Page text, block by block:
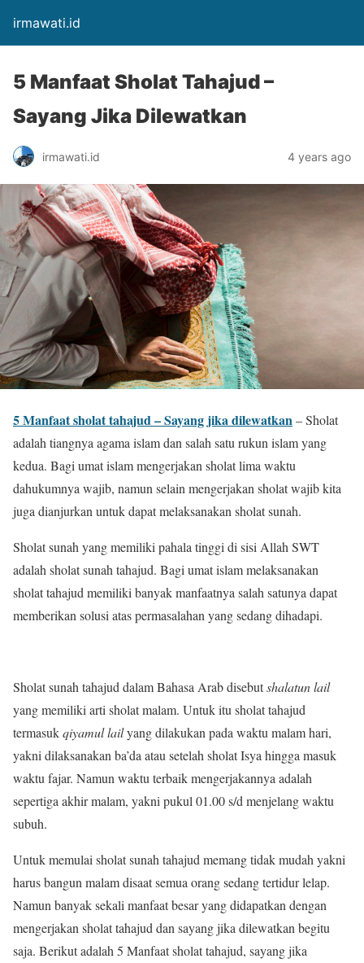
irmawati.id
5 Manfaat Sholat Tahajud –
Sayang Jika Dilewatkan
irmawati.id 4 years ago
5 Manfaat sholat tahajud – Sayang jika dilewatkan– Sholat
adalah tiangnya agama islam dan salah satu rukun islam yang
kedua. Bagi umat islam mengerjakan sholat lima waktu
dahukumnya wajib, namun selain mengerjakan sholat wajib kita
juga dianjurkan untuk dapat melaksanakan sholat sunah.
Sholat sunah yang memiliki pahala tinggi di sisi Allah SWT
adalah sholat sunah tahajud. Bagi umat islam melaksanakan
sholat tahajud memiliki banyak manfaatnya salah satunya dapat
memberikan solusi atas permasalahan yang sedang dihadapi.
Sholat sunah tahajud dalam Bahasa Arab disebutshalatun lail
yang memiliki arti sholat malam. Untuk itu sholat tahajud
termasukqiyamul lailyang dilakukan pada waktu malam hari,
yakni dilaksanakan ba’da atau setelah sholat Isya hingga masuk
waktu fajar. Namun waktu terbaik mengerjakannya adalah
sepertiga akhir malam, yakni pukul 01.00 s/d menjelang waktu
subuh.
Untuk memulai sholat sunah tahajud memang tidak mudah yakni
harus bangun malam disaat semua orang sedang tertidur lelap.
Namun banyak sekali manfaat besar yang didapatkan dengan
mengerjakan sholat tahajud dan sayang jika dilewatkan begitu
saja. Berikut adalah 5 Manfaat sholat tahajud, sayang jika